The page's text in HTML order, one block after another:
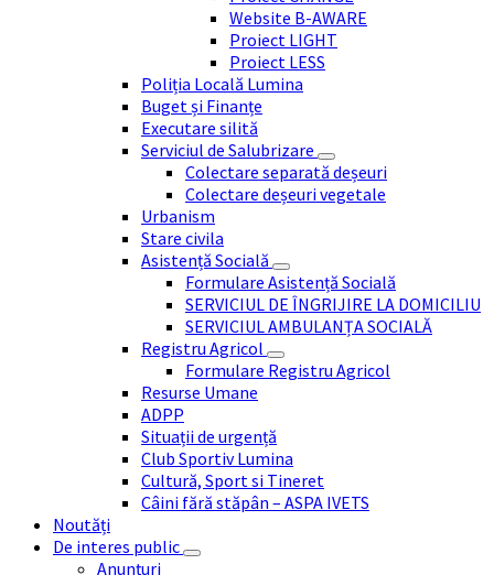
Website B-AWARE
Proiect LIGHT
Proiect LESS
Poliția Locală Lumina
Buget și Finanțe
Executare silită
Serviciul de Salubrizare
Colectare separată deșeuri
Colectare deșeuri vegetale
Urbanism
Stare civila
Asistență Socială
Formulare Asistență Socială
SERVICIUL DE ÎNGRIJIRE LA DOMICILIU
SERVICIUL AMBULANȚA SOCIALĂ
Registru Agricol
Formulare Registru Agricol
Resurse Umane
ADPP
Situații de urgență
Club Sportiv Lumina
Cultură, Sport si Tineret
Câini fără stăpân – ASPA IVETS
Noutăți
De interes public
Anunțuri